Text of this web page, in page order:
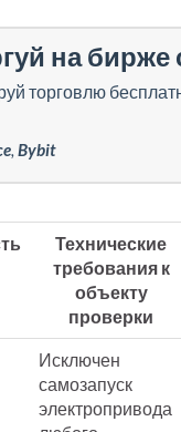
на бирже
торговлю
Bybit
Технические
требования к
объекту
проверки
Исключен
самозапуск
электропривода